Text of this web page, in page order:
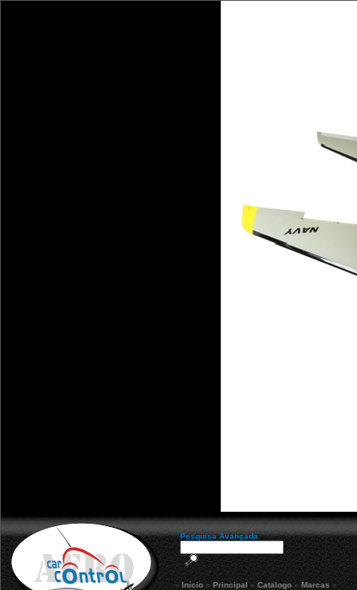
Pesquisa Avançada
» Início »Principal» Catalogo »Marcas »